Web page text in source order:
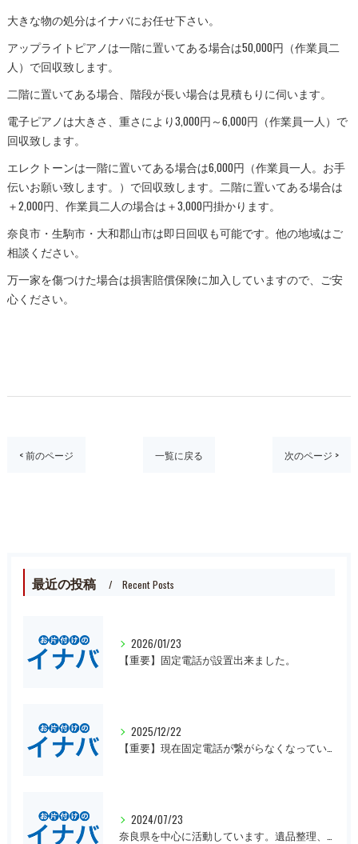
大きな物の処分はイナバにお任せ下さい。
アップライトピアノは一階に置いてある場合は50,000円（作業員二
人）で回収致します。
二階に置いてある場合、階段が長い場合は見積もりに伺います。
電子ピアノは大きさ、重さにより3,000円～6,000円（作業員一人）で
回収致します。
エレクトーンは一階に置いてある場合は6,000円（作業員一人。お手
伝いお願い致します。）で回収致します。二階に置いてある場合は
＋2,000円、作業員二人の場合は＋3,000円掛かります。
奈良市・生駒市・大和郡山市は即日回収も可能です。他の地域はご
相談ください。
万一家を傷つけた場合は損害賠償保険に加入していますので、ご安
心ください。
< 前のページ 一覧に戻る 次のページ >
最近の投稿 Recent Posts
2026/01/23
【重要】固定電話が設置出来ました。
2025/12/22
【重要】現在固定電話が繋がらなくなっています。
2024/07/23
奈良県を中心に活動しています。遺品整理、一軒丸ごとの片付け、オフィスや倉庫の処分等、大量にある場合は近県でも回収にお伺いいたします。先ずは無料見積もりをお願いします。